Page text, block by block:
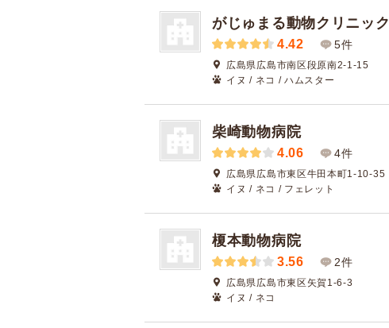
がじゅまる動物クリニック
4.42 5件
広島県広島市南区段原南2-1-15
イヌ / ネコ / ハムスター
柴崎動物病院
4.06 4件
広島県広島市東区牛田本町1-10-35
イヌ / ネコ / フェレット
榎本動物病院
3.56 2件
広島県広島市東区矢賀1-6-3
イヌ / ネコ